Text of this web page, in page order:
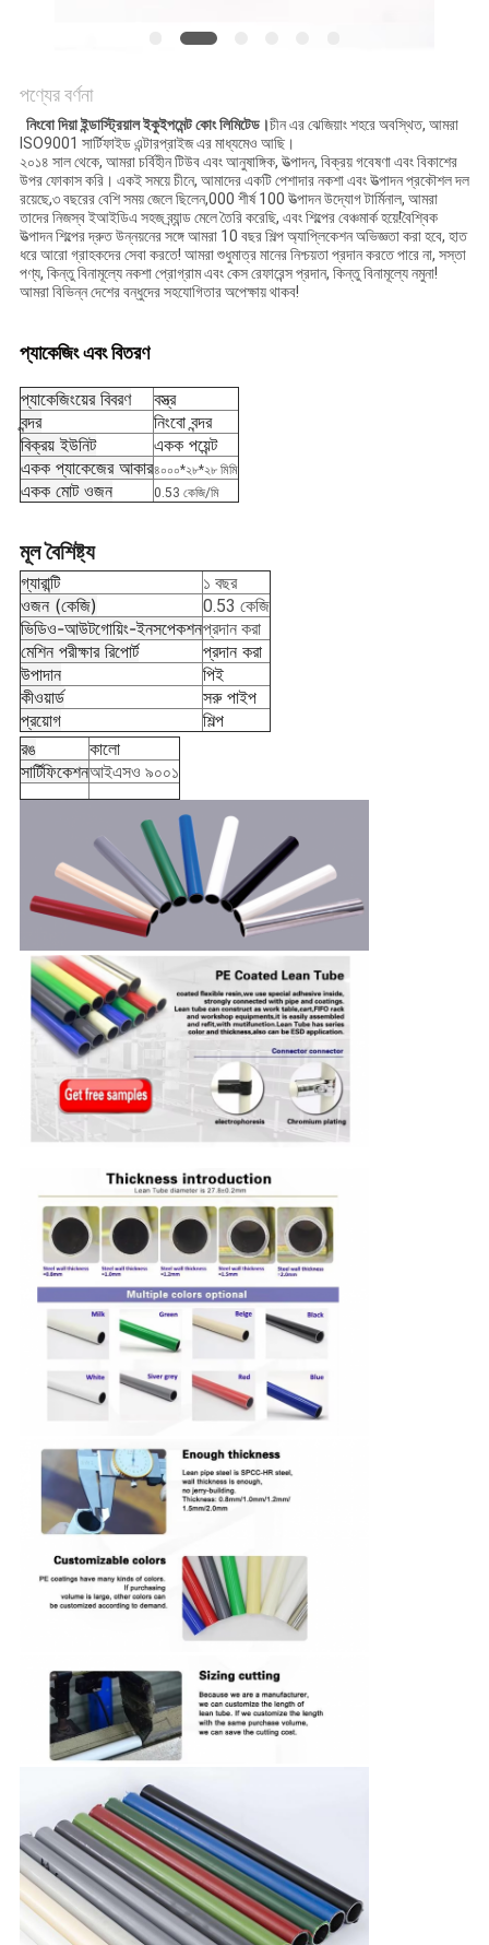
PRIVACY
POLICY
পণ্যের বর্ণনা
নিংবো দিয়া ইন্ডাস্ট্রিয়াল ইকুইপমেন্ট কোং লিমিটেড।চীন এর ঝেজিয়াং শহরে অবস্থিত, আমরা
ISO9001 সার্টিফাইড এন্টারপ্রাইজ এর মাধ্যমেও আছি।
২০১৪ সাল থেকে, আমরা চর্বিহীন টিউব এবং আনুষাঙ্গিক, উত্পাদন, বিক্রয় গবেষণা এবং বিকাশের
উপর ফোকাস করি। একই সময়ে চীনে, আমাদের একটি পেশাদার নকশা এবং উত্পাদন প্রকৌশল দল
রয়েছে,৩ বছরের বেশি সময় জেলে ছিলেন,000 শীর্ষ 100 উত্পাদন উদ্যোগ টার্মিনাল, আমরা
তাদের নিজস্ব ইআইডিএ সহজ ব্র্যান্ড মেলে তৈরি করেছি, এবং শিল্পের বেঞ্চমার্ক হয়ে!বৈশ্বিক
উত্পাদন শিল্পের দ্রুত উন্নয়নের সঙ্গে আমরা 10 বছর শিল্প অ্যাপ্লিকেশন অভিজ্ঞতা করা হবে, হাত
ধরে আরো গ্রাহকদের সেবা করতে! আমরা শুধুমাত্র মানের নিশ্চয়তা প্রদান করতে পারে না, সস্তা
পণ্য, কিন্তু বিনামূল্যে নকশা প্রোগ্রাম এবং কেস রেফারেন্স প্রদান, কিন্তু বিনামূল্যে নমুনা!
আমরা বিভিন্ন দেশের বন্ধুদের সহযোগিতার অপেক্ষায় থাকব!
প্যাকেজিং এবং বিতরণ
প্যাকেজিংয়ের বিবরণ
বস্ত্র
বন্দর
নিংবো বন্দর
বিক্রয় ইউনিট
একক পয়েন্ট
একক প্যাকেজের আকার৪০০০*২৮*২৮ মিমি
একক মোট ওজন 0.53 কেজি/মি
মূল বৈশিষ্ট্য
গ্যারান্টি ১ বছর
ওজন (কেজি) 0.53 কেজি
ভিডিও-আউটগোয়িং-ইনসপেকশনপ্রদান করা
মেশিন পরীক্ষার রিপোর্ট
প্রদান করা
উপাদান
পিই
কীওয়ার্ড
সরু পাইপ
প্রয়োগ
শিল্প
রঙ
কালো
সার্টিফিকেশনআইএসও ৯০০১